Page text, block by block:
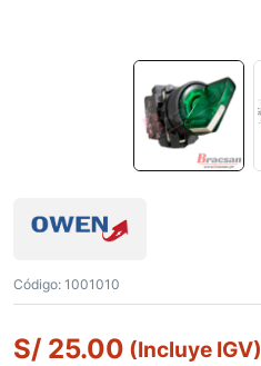
Código: 1001010
S/ 25.00 (Incluye IGV)